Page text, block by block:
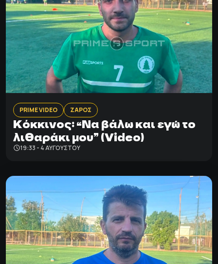
PRIME VIDEO ΖΑΡΟΣ
Κόκκινος: “Να βάλω και εγώ το
λιθαράκι μου” (Video)
19:33 - 4 ΑΥΓΟΎΣΤΟΥ